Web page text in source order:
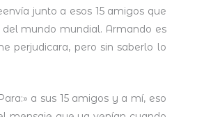
junto a esos 15 amigos que
mundo mundial. Armando es
perjudicara, pero sin saberlo lo
a sus 15 amigos y a mí, eso